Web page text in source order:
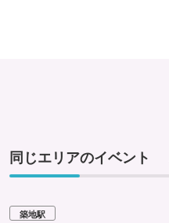
同じエリアのイベント
築地駅